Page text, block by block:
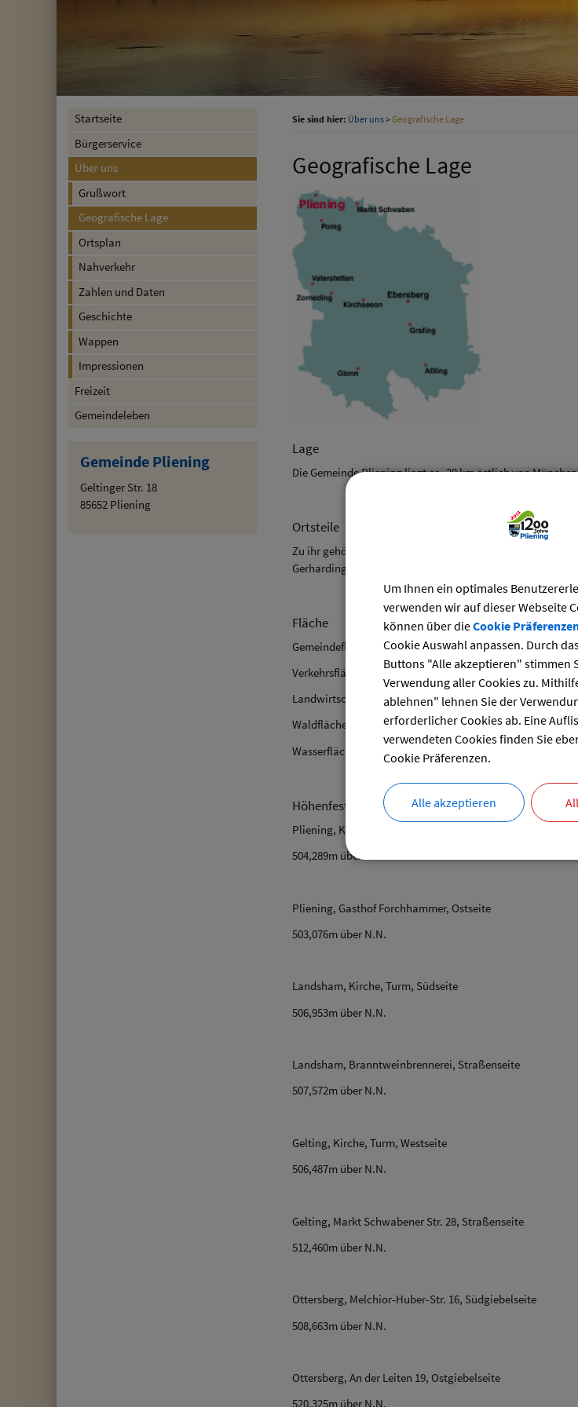
Startseite
Bürgerservice
Über uns
Grußwort
Geografische Lage
Ortsplan
Nahverkehr
Zahlen und Daten
Geschichte
Wappen
Impressionen
Freizeit
Gemeindeleben
Gemeinde Pliening
Geltinger Str. 18
85652 Pliening
Sie sind hier: Über uns>Geografische Lage
Geografische Lage
Lage
Die Gemeinde Pliening liegt ca. 20 km östlich von
Ortsteile
Zu ihr gehören die Ortsteile Pliening, Gelting, Landsham
Gerharding und Erlmühle.
Fläche
Gemeindefläche 2.278,46 ha
Verkehrsfläche 61,15 ha
Landwirtschaftsfläche 1.759,47 ha
Waldfläche 74,34 ha
Wasserfläche 241,10 ha
Höhenfestpunkte
Pliening, Kirche, Turm, Straßenseite
504,289m über N.N.
Pliening, Gasthof Forchhammer, Ostseite
503,076m über N.N.
Landsham, Kirche, Turm, Südseite
506,953m über N.N.
Landsham, Branntweinbrennerei, Straßenseite
507,572m über N.N.
Gelting, Kirche, Turm, Westseite
506,487m über N.N.
Gelting, Markt Schwabener Str. 28, Straßenseite
512,460m über N.N.
Ottersberg, Melchior-Huber-Str. 16, Südgiebelseite
508,663m über N.N.
Ottersberg, An der Leiten 19, Ostgiebelseite
520,325m über N.N.
Um Ihnen ein optimales
verwenden wir auf dieser Webseite
können über dieCookie
Cookie Auswahl anpassen. Durch
Buttons "Alle akzeptieren" stimmen
Verwendung aller Cookies zu.
ablehnen" lehnen Sie der
erforderlicher Cookies ab. Eine
verwendeten Cookies finden Sie
Cookie Präferenzen.
Alle akzeptieren